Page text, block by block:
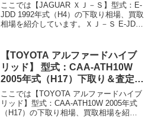
ここでは【JAGUAR ＸＪ－Ｓ】型式：E-
JDD 1992年式（H4）の下取り相場、買取
相場を紹介しています。ＸＪ－Ｓ E-JDD
相場：マイナス1万円～2...
【TOYOTA アルファードハイブ
リッド】 型式：CAA-ATH10W
2005年式（H17）下取り＆査定相
場2026年8月！
ここでは【TOYOTA アルファードハイブ
リッド】型式：CAA-ATH10W 2005年式
（H17）の下取り相場、買取相場を紹介